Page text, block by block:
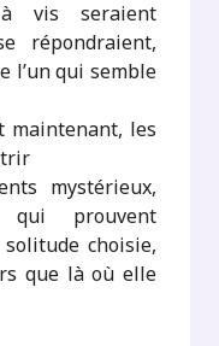
vis seraient
répondraient,
l’un qui semble
maintenant, les
mystérieux,
qui prouvent
solitude choisie,
que là où elle